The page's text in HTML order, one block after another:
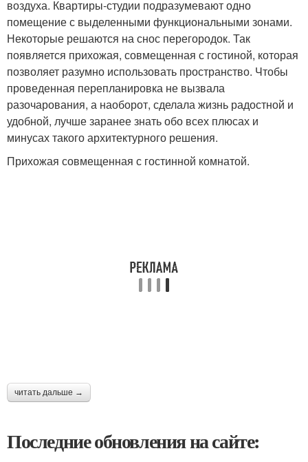
воздуха. Квартиры-студии подразумевают одно
помещение с выделенными функциональными зонами.
Некоторые решаются на снос перегородок. Так
появляется прихожая, совмещенная с гостиной, которая
позволяет разумно использовать пространство. Чтобы
проведенная перепланировка не вызвала
разочарования, а наоборот, сделала жизнь радостной и
удобной, лучше заранее знать обо всех плюсах и
минусах такого архитектурного решения.
Прихожая совмещенная с гостинной комнатой.
читать дальше →
Последние обновления на сайте: